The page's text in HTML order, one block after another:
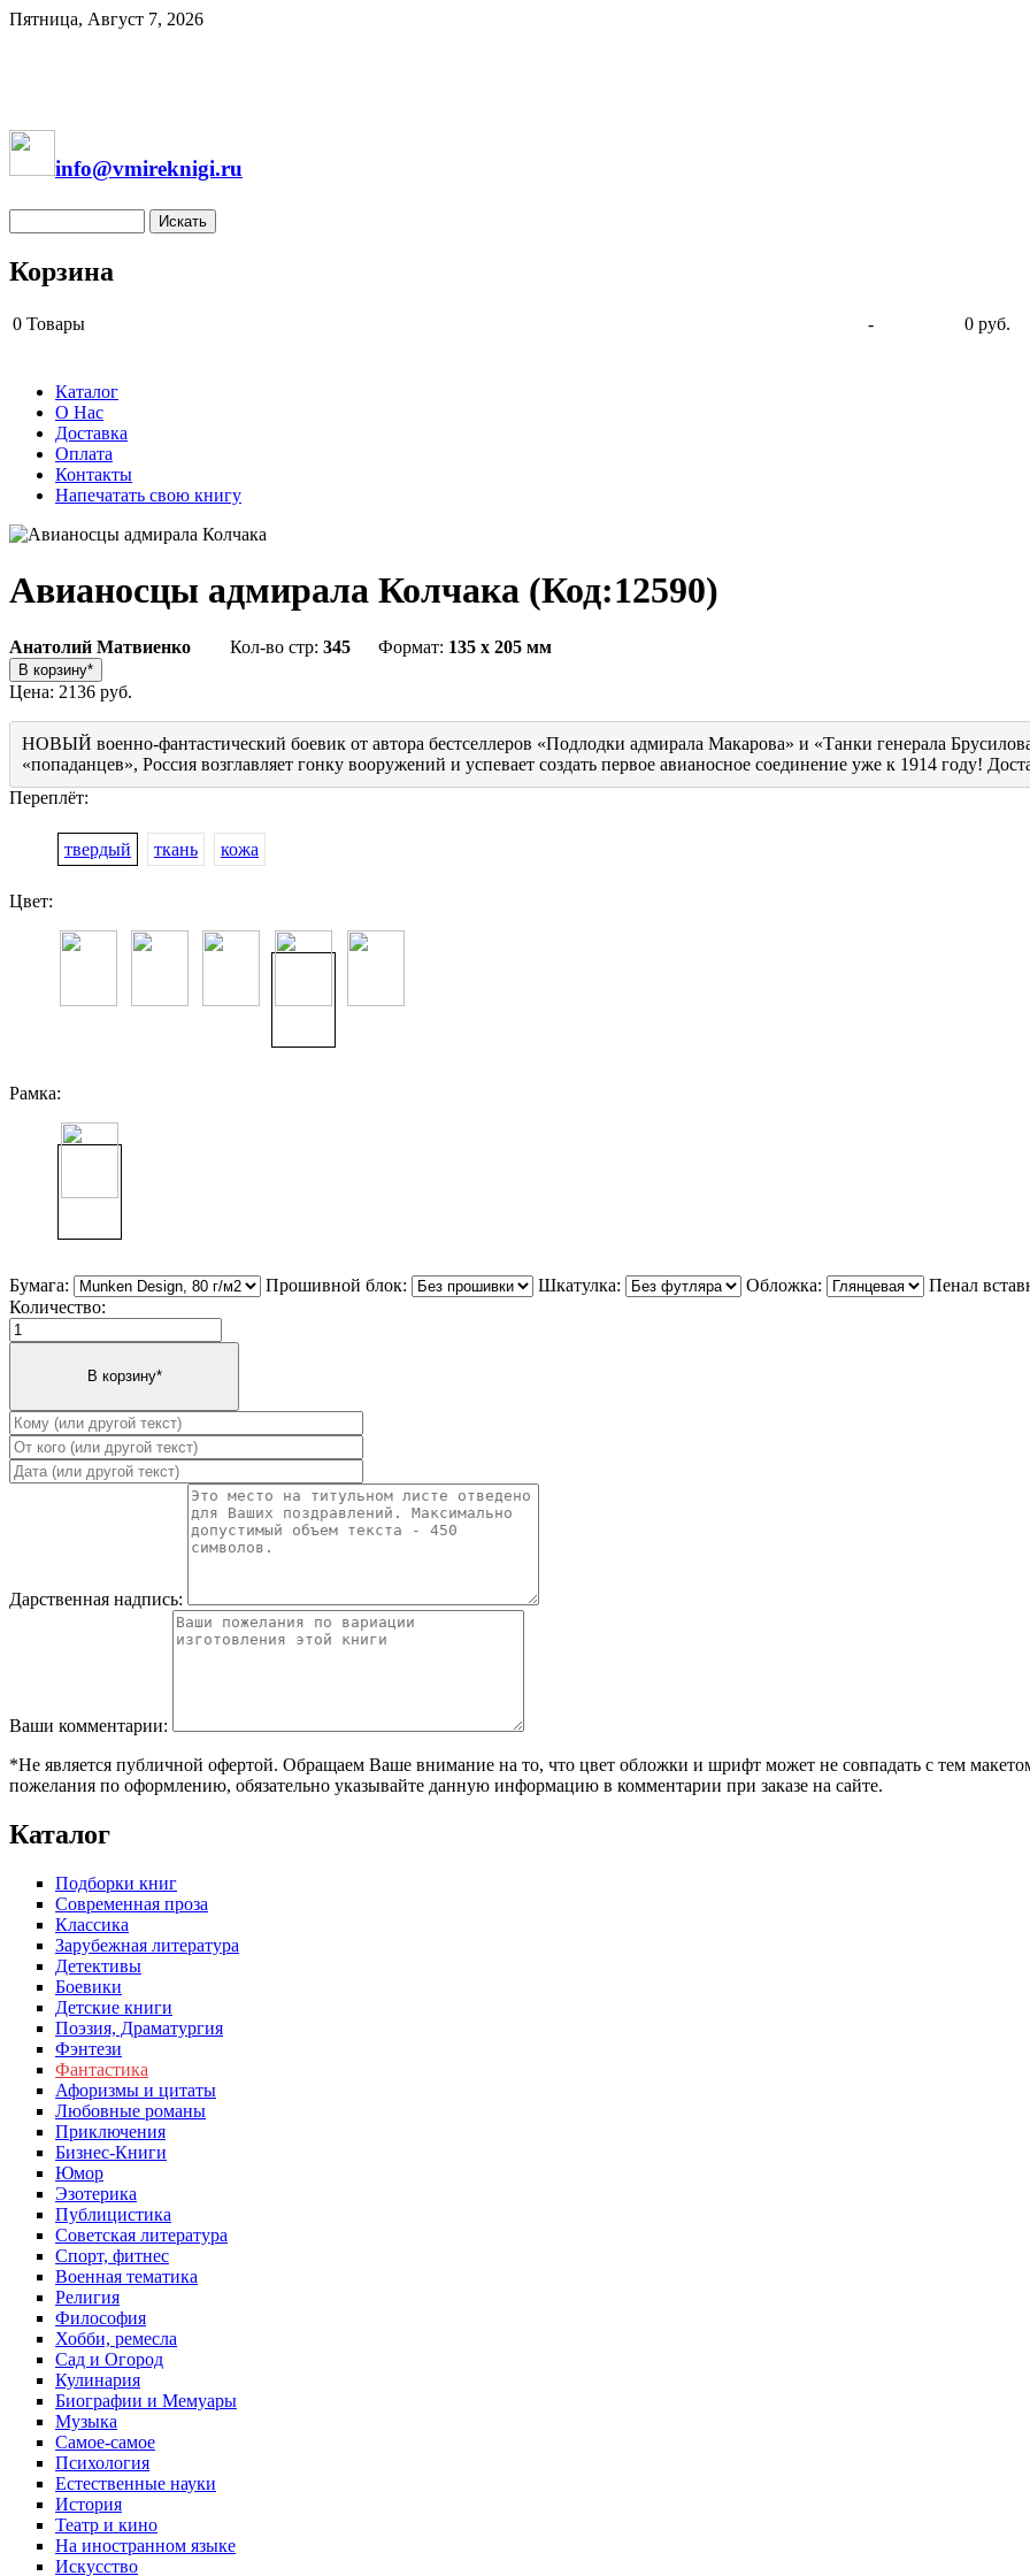
Пятница, Август 7, 2026
info@vmireknigi.ru
Корзина
0 Товары - 0 руб.
Каталог
О Нас
Доставка
Оплата
Контакты
Напечатать свою книгу
Авианосцы адмирала Колчака (Код:12590)
Анатолий Матвиенко Кол-во стр: 345 Формат: 135 x 205 мм
Цена: 2136 руб.
НОВЫЙ военно-фантастический боевик от автора бестселлеров «Подлодки адмирала Макарова» и «Танки генерала
«попаданцев», Россия возглавляет гонку вооружений и успевает создать первое авианосное соединение уже к 1914 году!
Переплёт:
твердый ткань кожа
Цвет:
Рамка:
Бумага: Прошивной блок: Шкатулка: Обложка:
Пенал
Количество:
Дарственная надпись:
Ваши комментарии:
*Не является публичной офертой. Обращаем Ваше внимание на то, что цвет обложки и шрифт может не совпадать с тем
пожелания по оформлению, обязательно указывайте данную информацию в комментарии при заказе на сайте.
Каталог
Подборки книг
Современная проза
Классика
Зарубежная литература
Детективы
Боевики
Детские книги
Поэзия, Драматургия
Фэнтези
Фантастика
Афоризмы и цитаты
Любовные романы
Приключения
Бизнес-Книги
Юмор
Эзотерика
Публицистика
Советская литература
Спорт, фитнес
Военная тематика
Религия
Философия
Хобби, ремесла
Сад и Огород
Кулинария
Биографии и Мемуары
Музыка
Самое-самое
Психология
Естественные науки
История
Театр и кино
На иностранном языке
Искусство